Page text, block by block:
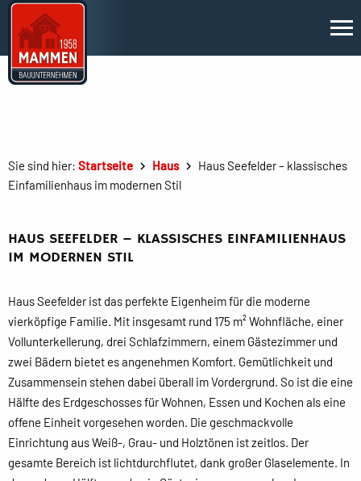
Sie sind hier: Startseite Haus
Haus Seefelder – klassisches
Einfamilienhaus im modernen Stil
HAUS SEEFELDER – KLASSISCHES EINFAMILIENHAUS
IM MODERNEN STIL
Haus Seefelder ist das perfekte Eigenheim für die moderne
vierköpfige Familie. Mit insgesamt rund 175 m² Wohnfläche, einer
Vollunterkellerung, drei Schlafzimmern, einem Gästezimmer und
zwei Bädern bietet es angenehmen Komfort. Gemütlichkeit und
Zusammensein stehen dabei überall im Vordergrund. So ist die eine
Hälfte des Erdgeschosses für Wohnen, Essen und Kochen als eine
offene Einheit vorgesehen worden. Die geschmackvolle
Einrichtung aus Weiß-, Grau- und Holztönen ist zeitlos. Der
gesamte Bereich ist lichtdurchflutet, dank großer Glaselemente. In